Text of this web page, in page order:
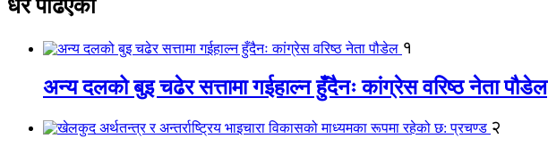
धेरै पढिएको
१
अन्य दलको बुइ चढेर सत्तामा गईहाल्न हुँदैनः कांग्रेस वरिष्ठ नेता पौडेल
२